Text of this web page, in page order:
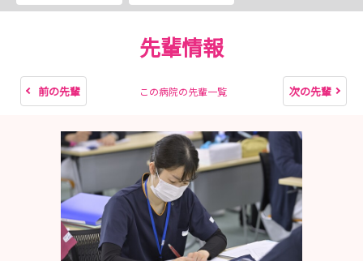
東京小児療育病院の1DAYインターンシップは、少人数制
利用者様との活動参加や美味しい給食体験など、参加者に
〈こんな方におすすめ〉
・小児看護に関わりたい方
・重症心身障害児者看護に興味はあるけれど、イメージが
つかめず心配という方
〈おおまかなスケジュール〉
10：00～当院到着
先輩情報
前の先輩 この病院の先輩一覧 次の先輩